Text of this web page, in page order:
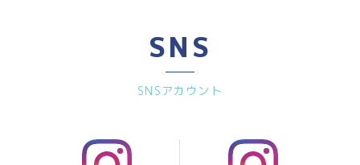
SNS
SNSアカウント